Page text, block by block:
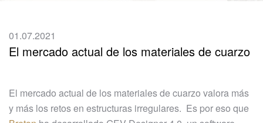
01.07.2021
El mercado actual de los materiales de cuarzo
El mercado actual de los materiales de cuarzo valora más
y más los retos en estructuras irregulares. Es por eso que